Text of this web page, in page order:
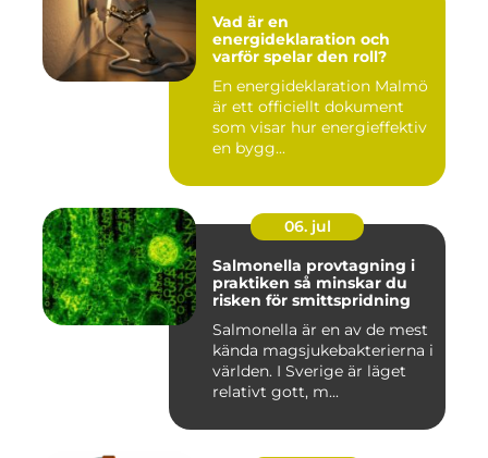
Vad är en
energideklaration och
varför spelar den roll?
En energideklaration Malmö
är ett officiellt dokument
som visar hur energieffektiv
en bygg...
06. jul
Salmonella provtagning i
praktiken så minskar du
risken för smittspridning
Salmonella är en av de mest
kända magsjukebakterierna i
världen. I Sverige är läget
relativt gott, m...